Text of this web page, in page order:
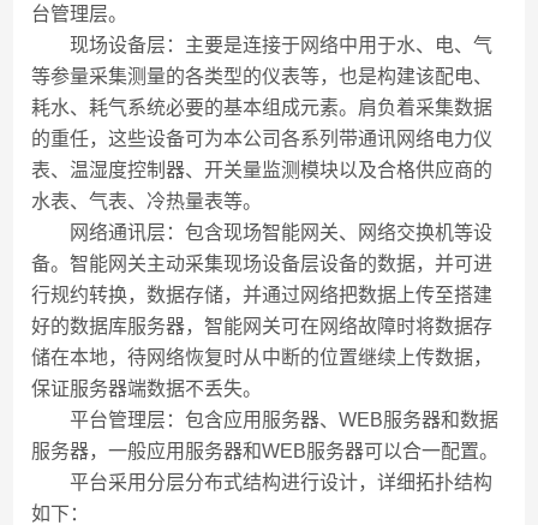
台管理层。
现场设备层：主要是连接于网络中用于水、电、气
等参量采集测量的各类型的仪表等，也是构建该配电、
耗水、耗气系统必要的基本组成元素。肩负着采集数据
的重任，这些设备可为本公司各系列带通讯网络电力仪
表、温湿度控制器、开关量监测模块以及合格供应商的
水表、气表、冷热量表等。
网络通讯层：包含现场智能网关、网络交换机等设
备。智能网关主动采集现场设备层设备的数据，并可进
行规约转换，数据存储，并通过网络把数据上传至搭建
好的数据库服务器，智能网关可在网络故障时将数据存
储在本地，待网络恢复时从中断的位置继续上传数据，
保证服务器端数据不丢失。
平台管理层：包含应用服务器、WEB服务器和数据
服务器，一般应用服务器和WEB服务器可以合一配置。
平台采用分层分布式结构进行设计，详细拓扑结构
如下：